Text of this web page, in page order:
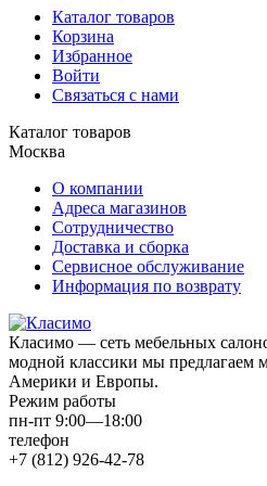
Каталог товаров
Корзина
Избранное
Войти
Связаться с нами
Каталог товаров
Москва
О компании
Адреса магазинов
Сотрудничество
Доставка и сборка
Сервисное обслуживание
Информация по возврату
Класимо — cеть мебельных
модной классики мы предлагаем
Америки и Европы.
Режим работы
пн-пт 9:00—18:00
телефон
+7 (812) 926-42-78